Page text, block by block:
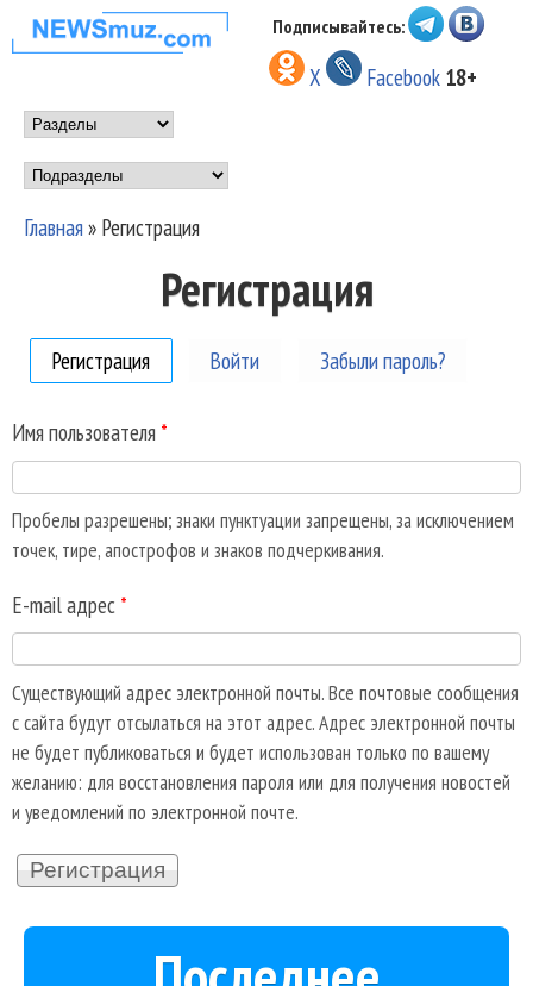
Перейти к основному
содержанию
НОВОСТИ
МУЗЫКИ И
ШОУ БИЗНЕСА
NEWSMUZ.COM
Подписывайтесь:
X Facebook 18+
Main menu
Подразделы
Главная» Регистрация
Регистрация
Регистрация (активная вкладка)
Войти Забыли пароль?
Имя пользователя *
Пробелы разрешены; знаки пунктуации запрещены, за исключением
точек, тире, апострофов и знаков подчеркивания.
E-mail адрес *
Существующий адрес электронной почты. Все почтовые сообщения
с сайта будут отсылаться на этот адрес. Адрес электронной почты
не будет публиковаться и будет использован только по вашему
желанию: для восстановления пароля или для получения новостей
и уведомлений по электронной почте.